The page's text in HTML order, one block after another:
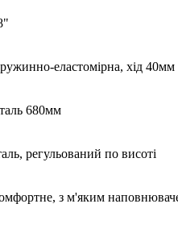
еластомірна, хід 40мм
680мм
регульований по висоті
з м'яким